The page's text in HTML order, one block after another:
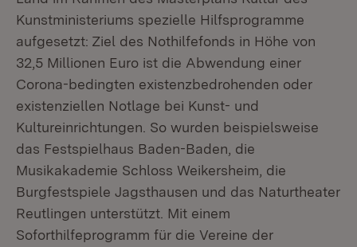
Kunstministeriums spezielle Hilfsprogramme
aufgesetzt: Ziel des Nothilfefonds in Höhe von
32,5 Millionen Euro ist die Abwendung einer
Corona-bedingten existenzbedrohenden oder
existenziellen Notlage bei Kunst- und
Kultureinrichtungen. So wurden beispielsweise
das Festspielhaus Baden-Baden, die
Musikakademie Schloss Weikersheim, die
Burgfestspiele Jagsthausen und das Naturtheater
Reutlingen unterstützt. Mit einem
Soforthilfeprogramm für die Vereine der